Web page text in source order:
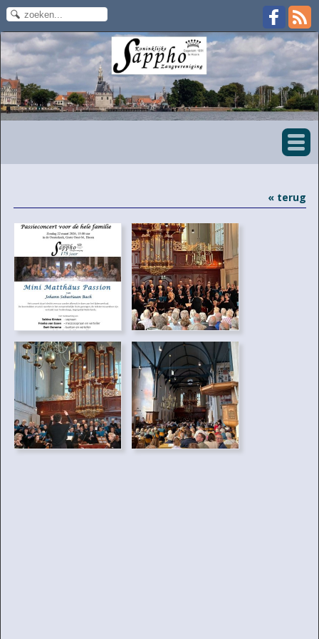
« terug